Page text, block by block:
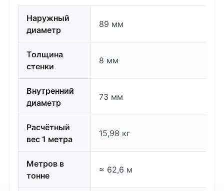
Наружный
диаметр
89 мм
Толщина
стенки
8 мм
Внутренний
диаметр
73 мм
Расчётный
вес 1 метра
15,98 кг
Метров в
тонне
≈ 62,6 м